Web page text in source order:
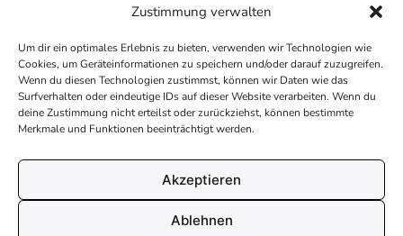
Zustimmung verwalten
Um dir ein optimales Erlebnis zu bieten, verwenden wir Technologien wie
Cookies, um Geräteinformationen zu speichern und/oder darauf zuzugreifen.
Wenn du diesen Technologien zustimmst, können wir Daten wie das
Surfverhalten oder eindeutige IDs auf dieser Website verarbeiten. Wenn du
deine Zustimmung nicht erteilst oder zurückziehst, können bestimmte
Merkmale und Funktionen beeinträchtigt werden.
Akzeptieren
Ablehnen
Information
Über uns
Kontakt
Inhaltsrichtlinien
Recht & Datenschutz
Impressum
AGB
Cookies